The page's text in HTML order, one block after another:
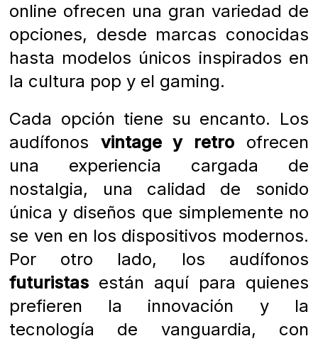
online ofrecen una gran variedad de
opciones, desde marcas conocidas
hasta modelos únicos inspirados en
la cultura pop y el gaming.
Cada opción tiene su encanto. Los
audífonos vintage y retro ofrecen
una experiencia cargada de
nostalgia, una calidad de sonido
única y diseños que simplemente no
se ven en los dispositivos modernos.
Por otro lado, los audífonos
futuristas están aquí para quienes
prefieren la innovación y la
tecnología de vanguardia, con